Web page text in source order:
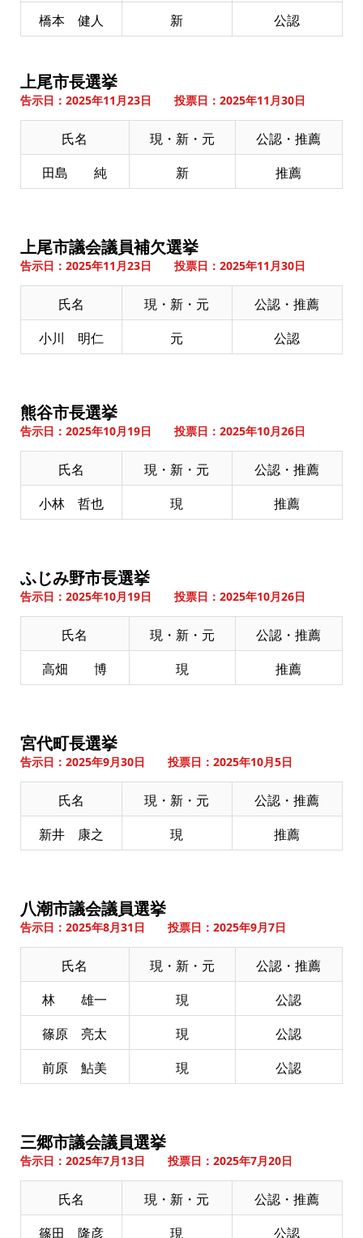
橋本 健人 新 公認
上尾市長選挙
告示日：2025年11月23日 投票日：2025年11月30日
氏名 現・新・元
公認・推薦
田島 純
新 推薦
上尾市議会議員補欠選挙
告示日：2025年11月23日 投票日：2025年11月30日
氏名 現・新・元
公認・推薦
小川 明仁
元 公認
熊谷市長選挙
告示日：2025年10月19日 投票日：2025年10月26日
氏名 現・新・元
公認・推薦
小林 哲也
現 推薦
ふじみ野市長選挙
告示日：2025年10月19日 投票日：2025年10月26日
氏名 現・新・元
公認・推薦
高畑 博
現 推薦
宮代町長選挙
告示日：2025年9月30日 投票日：2025年10月5日
氏名 現・新・元
公認・推薦
新井 康之
現 推薦
八潮市議会議員選挙
告示日：2025年8月31日 投票日：2025年9月7日
氏名 現・新・元
公認・推薦
林 雄一
現
公認
篠原 亮太
現
公認
前原 鮎美
現 公認
三郷市議会議員選挙
告示日：2025年7月13日 投票日：2025年7月20日
氏名 現・新・元
公認・推薦
篠田 隆彦
現
公認